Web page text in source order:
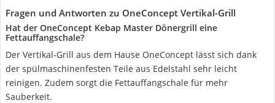
Fragen und Antworten zu OneConcept Vertikal-Grill
Hat der OneConcept Kebap Master Dönergrill eine
Fettauffangschale?
Der Vertikal-Grill aus dem Hause OneConcept lässt sich dank
der spülmaschinenfesten Teile aus Edelstahl sehr leicht
reinigen. Zudem sorgt die Fettauffangschale für mehr
Sauberkeit.